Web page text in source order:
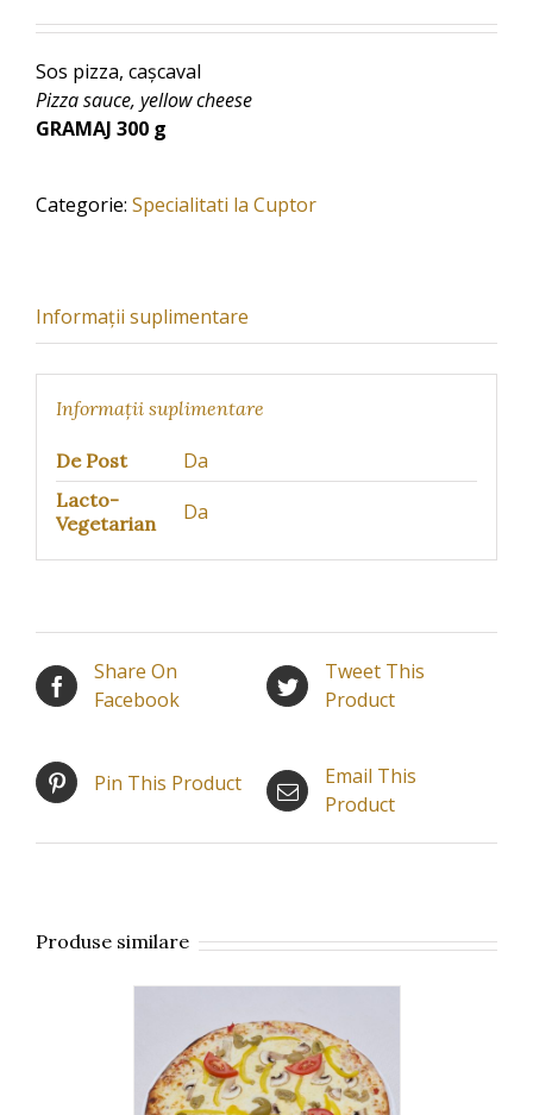
Sos pizza, cașcaval
Pizza sauce, yellow cheese
GRAMAJ 300 g
Categorie: Specialitati la Cuptor
Informații suplimentare
Informații suplimentare
De Post Da
Lacto-
Vegetarian
Da
Share On
Facebook
Tweet This
Product
Pin This Product
Email This
Product
Produse similare